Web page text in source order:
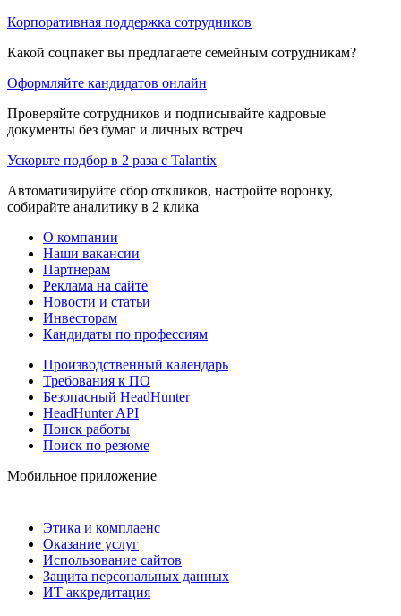
Корпоративная поддержка сотрудников
Какой соцпакет вы предлагаете семейным сотрудникам?
Оформляйте кандидатов онлайн
Проверяйте сотрудников и подписывайте кадровые
документы без бумаг и личных встреч
Ускорьте подбор в 2 раза с Talantix
Автоматизируйте сбор откликов, настройте воронку,
собирайте аналитику в 2 клика
О компании
Наши вакансии
Партнерам
Реклама на сайте
Новости и статьи
Инвесторам
Кандидаты по профессиям
Производственный календарь
Требования к ПО
Безопасный HeadHunter
HeadHunter API
Поиск работы
Поиск по резюме
Мобильное приложение
Этика и комплаенс
Оказание услуг
Использование сайтов
Защита персональных данных
ИТ аккредитация